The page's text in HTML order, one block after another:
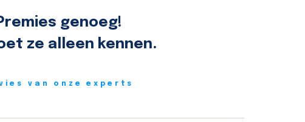
genoeg!
ze alleen kennen.
van onze experts